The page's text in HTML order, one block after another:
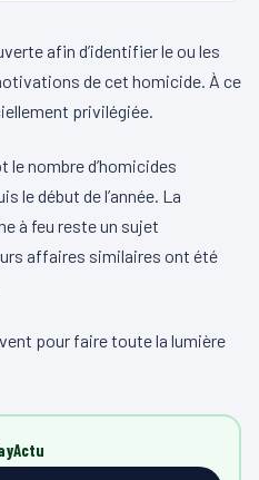
afin d’identifier le ou les
de cet homicide. À ce
privilégiée.
le nombre d’homicides
le début de l’année. La
à feu reste un sujet
affaires similaires ont été
pour faire toute la lumière